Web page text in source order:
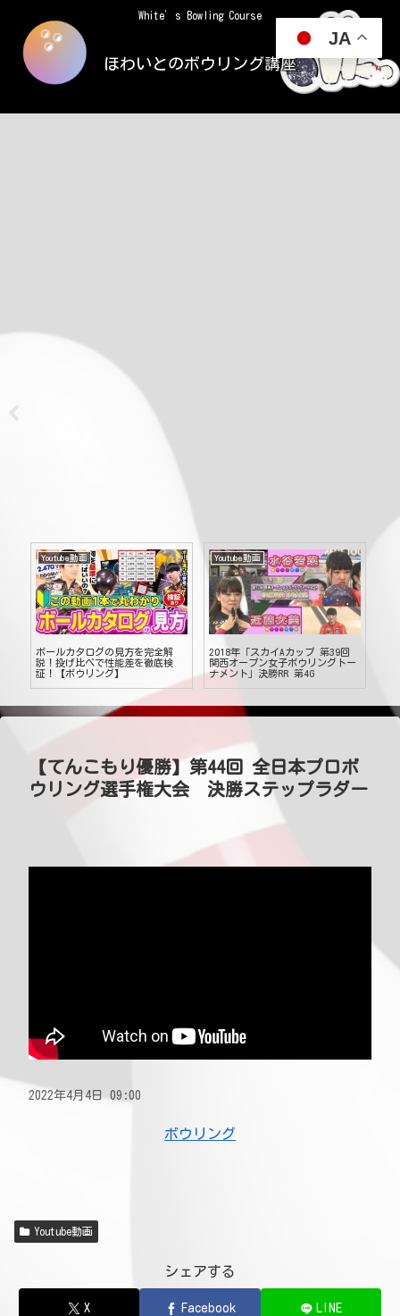
White’s Bowling Course
ほわいとのボウリング講座
Youtube動画
ボールカタログの見方を完全解
説！投げ比べで性能差を徹底検
証！【ボウリング】
Youtube動画
2018年「スカイAカップ 第39回
関西オープン女子ボウリングトー
ナメント」決勝RR 第4G
【てんこもり優勝】第44回 全日本プロボ
ウリング選手権大会 決勝ステップラダー
2022年4月4日 09:00
ボウリング
Youtube動画
シェアする
X Facebook LINE
JA